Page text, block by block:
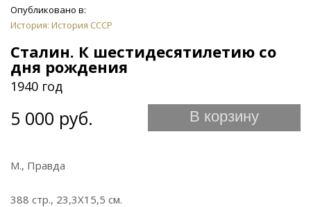
Опубликовано в:
История: История СССР
Сталин. К шестидесятилетию со
дня рождения
1940 год
5 000 руб. В корзину
М., Правда
388 стр., 23,3Х15,5 см.